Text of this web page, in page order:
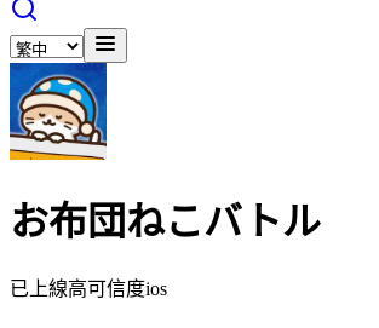
お布団ねこバトル
已上線高可信度ios